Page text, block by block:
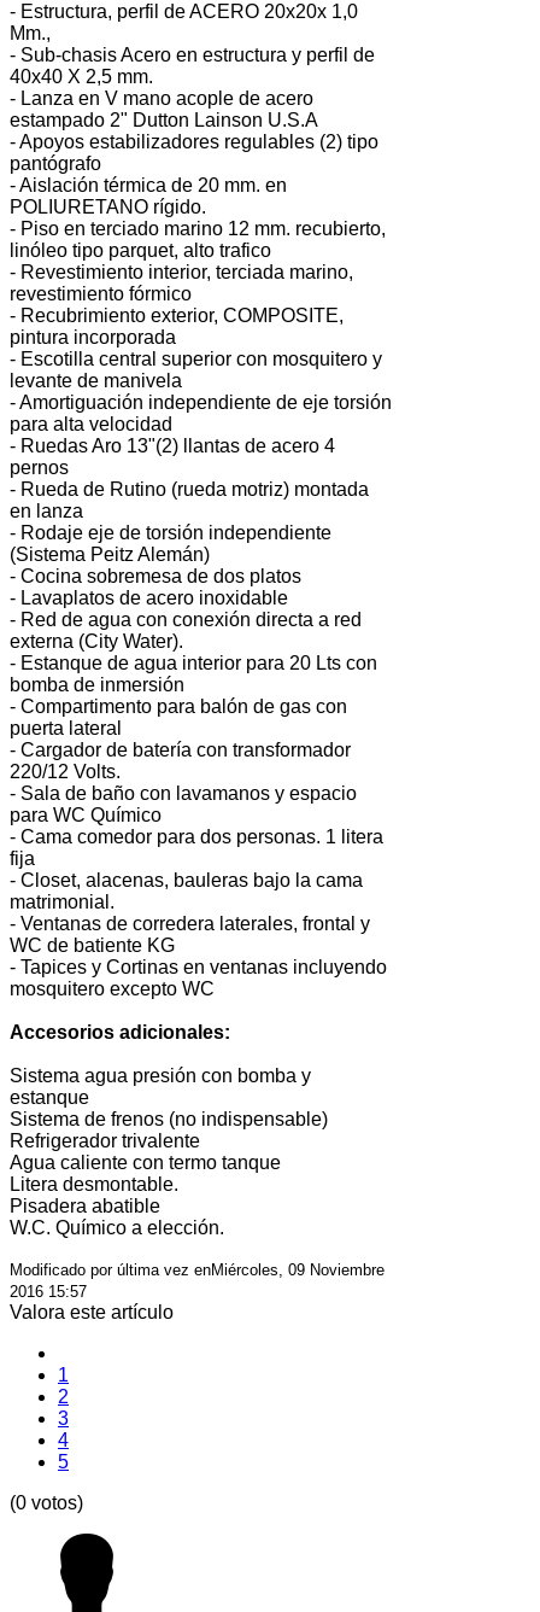
- Estructura, perfil de ACERO 20x20x 1,0
Mm.,
- Sub-chasis Acero en estructura y perfil de
40x40 X 2,5 mm.
- Lanza en V mano acople de acero
estampado 2" Dutton Lainson U.S.A
- Apoyos estabilizadores regulables (2) tipo
pantógrafo
- Aislación térmica de 20 mm. en
POLIURETANO rígido.
- Piso en terciado marino 12 mm. recubierto,
linóleo tipo parquet, alto trafico
- Revestimiento interior, terciada marino,
revestimiento fórmico
- Recubrimiento exterior, COMPOSITE,
pintura incorporada
- Escotilla central superior con mosquitero y
levante de manivela
- Amortiguación independiente de eje torsión
para alta velocidad
- Ruedas Aro 13"(2) llantas de acero 4
pernos
- Rueda de Rutino (rueda motriz) montada
en lanza
- Rodaje eje de torsión independiente
(Sistema Peitz Alemán)
- Cocina sobremesa de dos platos
- Lavaplatos de acero inoxidable
- Red de agua con conexión directa a red
externa (City Water).
- Estanque de agua interior para 20 Lts con
bomba de inmersión
- Compartimento para balón de gas con
puerta lateral
- Cargador de batería con transformador
220/12 Volts.
- Sala de baño con lavamanos y espacio
para WC Químico
- Cama comedor para dos personas. 1 litera
fija
- Closet, alacenas, bauleras bajo la cama
matrimonial.
- Ventanas de corredera laterales, frontal y
WC de batiente KG
- Tapices y Cortinas en ventanas incluyendo
mosquitero excepto WC
Accesorios adicionales:
Sistema agua presión con bomba y
estanque
Sistema de frenos (no indispensable)
Refrigerador trivalente
Agua caliente con termo tanque
Litera desmontable.
Pisadera abatible
W.C. Químico a elección.
Modificado por última vez enMiércoles, 09 Noviembre
2016 15:57
Valora este artículo
1
2
3
4
5
(0 votos)